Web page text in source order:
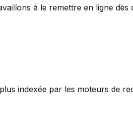
à le remettre en ligne
indexée par les moteurs de